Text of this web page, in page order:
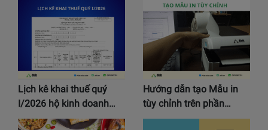
Lịch kê khai thuế quý
I/2026 hộ kinh doanh…
Hướng dẫn tạo Mẫu in
tùy chỉnh trên phần…